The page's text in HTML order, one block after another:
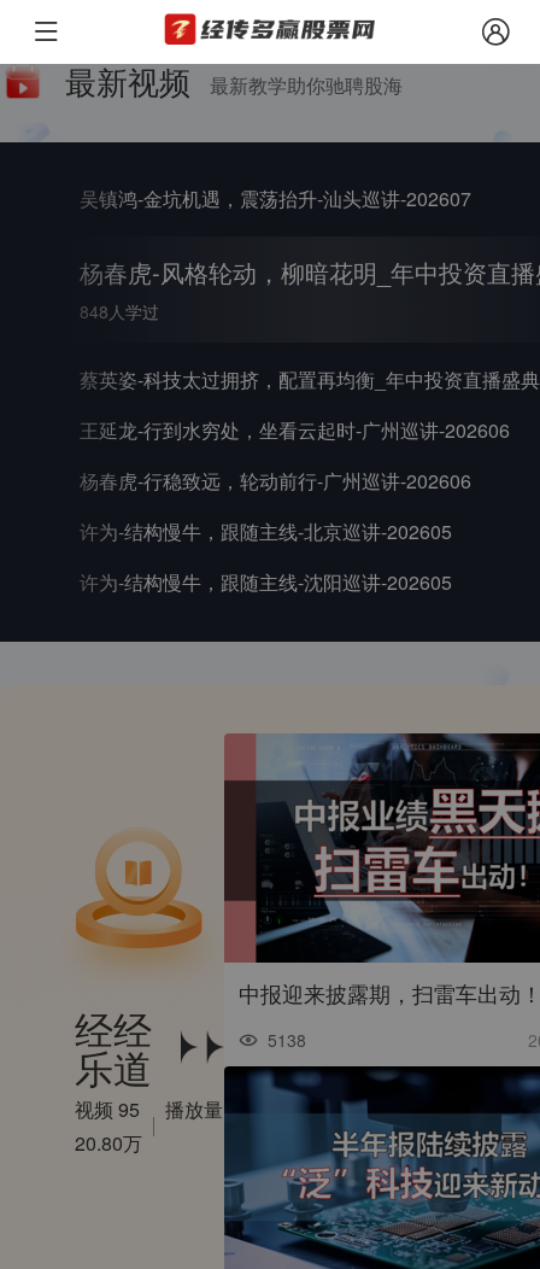
最新视频 最新教学助你驰聘股海
吴镇鸿-金坑机遇，震荡抬升-汕头巡讲-202607
蔡英姿-科技太过拥挤，配置再均衡_年中
王延龙-行到水穷处，坐看云起时-广州巡讲-202606
杨春虎-行稳致远，轮动前行-广州巡讲-202606
许为-结构慢牛，跟随主线-北京巡讲-202605
许为-结构慢牛，跟随主线-沈阳巡讲-202605
经经
乐道
视频 95
播放量
20.80万
5138